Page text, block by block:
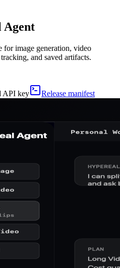
Agent
for image generation, video
and saved artifacts.
API key Release manifest